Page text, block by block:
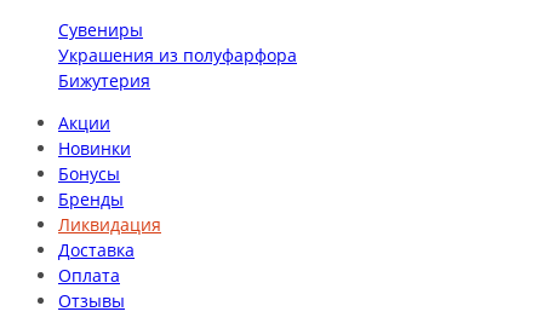
Сувениры
Украшения из полуфарфора
Бижутерия
Акции
Новинки
Бонусы
Бренды
Ликвидация
Доставка
Оплата
Отзывы